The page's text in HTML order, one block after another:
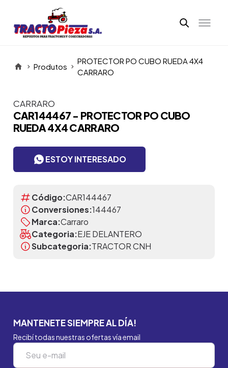
Produtos
PROTECTOR PO CUBO RUEDA 4X4
CARRARO
Itens da Galeria
CARRARO
CAR144467 - PROTECTOR PO CUBO
RUEDA 4X4 CARRARO
ESTOY INTERESADO
Código:CAR144467
Conversiones:144467
Marca:Carraro
Categoria:EJE DELANTERO
Subcategoria:TRACTOR CNH
MANTENETE SIEMPRE AL DÍA!
Recibí todas nuestras ofertas vía email